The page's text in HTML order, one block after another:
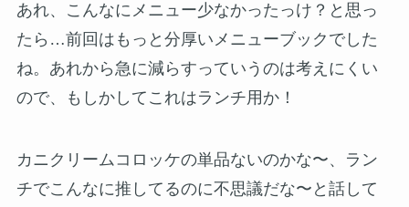
あれ、こんなにメニュー少なかったっけ？と思っ
たら…前回はもっと分厚いメニューブックでした
ね。あれから急に減らすっていうのは考えにくい
ので、もしかしてこれはランチ用か！
カニクリームコロッケの単品ないのかな〜、ラン
チでこんなに推してるのに不思議だな〜と話して